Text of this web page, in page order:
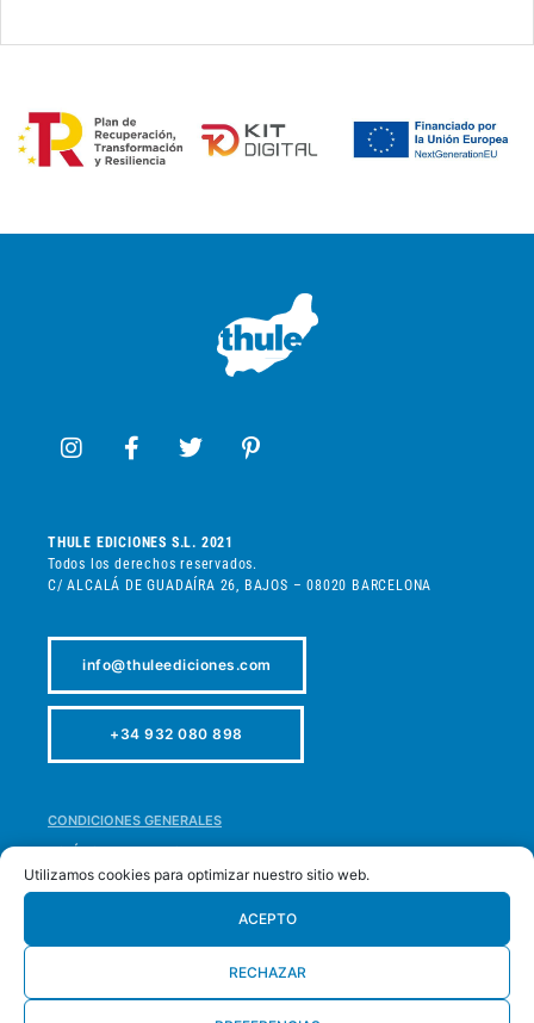
Utilizamos cookies para optimizar nuestro sitio web.
ACEPTO
RECHAZAR
THULE EDICIONES S.L. 2021
Todos los derechos reservados.
C/ ALCALÁ DE GUADAÍRA 26, BAJOS – 08020 BARCELONA
info@thuleediciones.com
+34 932 080 898
CONDICIONES GENERALES
POLÍTICA DE PRIVACIDAD
POLÍTICA DE COOKIES
ACCESIBILIDAD